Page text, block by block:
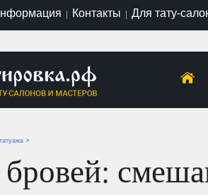
| Контакты | Для тату-
>